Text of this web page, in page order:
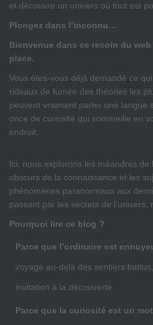
et découvre un univers où tout est
Plongez dans l’inconnu…
Bienvenue dans ce recoin du web
place.
Vous êtes-vous déjà demandé ce
rideaux de fumée des théories les
peuvent vraiment parler une langue
once de curiosité qui sommeille en
endroit.
Ici, nous explorons les méandres de
obscurs de la connaissance et les
phénomènes paranormaux aux
passant par les secrets de l’univers,
Pourquoi lire ce blog ?
Parce que l’ordinaire est
voyage au-delà des sentiers
invitation à la découverte.
Parce que la curiosité est un